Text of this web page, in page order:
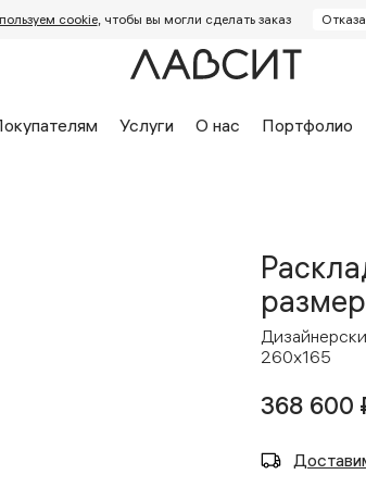
cookie, чтобы вы могли сделать заказ
Кровати на заказ
Механизмы кроватей
Услуги О нас Портфолио
260x165
368 600